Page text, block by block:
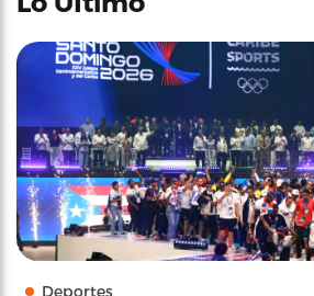
Deportes